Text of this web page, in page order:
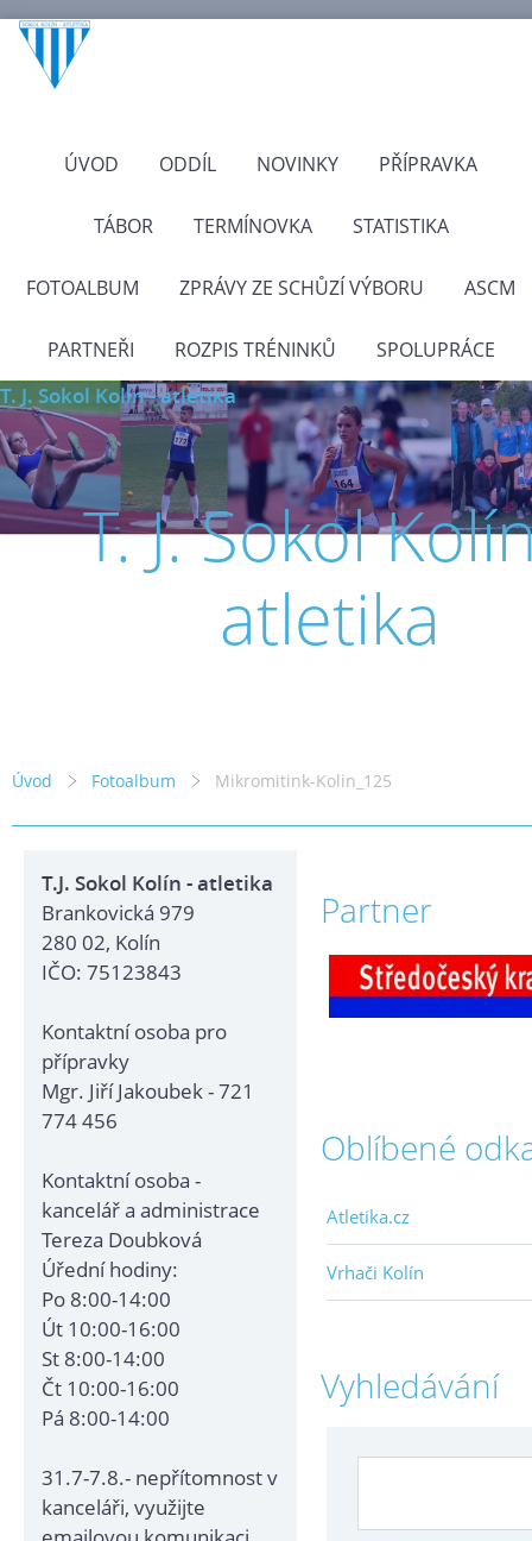
ÚVOD ODDÍL NOVINKY PŘÍPRAVKA
TÁBOR TERMÍNOVKA STATISTIKA
FOTOALBUM ZPRÁVY ZE SCHŮZÍ VÝBORU ASCM
PARTNEŘI ROZPIS TRÉNINKŮ SPOLUPRÁCE
T. J. Sokol Kolín - atletika
T. J. Sokol
atletika
Úvod Fotoalbum Mikromitink-Kolin_125
T.J. Sokol Kolín - atletika
Brankovická 979
280 02, Kolín
IČO: 75123843
Kontaktní osoba pro
přípravky
Mgr. Jiří Jakoubek - 721
774 456
Kontaktní osoba -
kancelář a administrace
Tereza Doubková
Úřední hodiny:
Po 8:00-14:00
Út 10:00-16:00
St 8:00-14:00
Čt 10:00-16:00
Pá 8:00-14:00
31.7-7.8.- nepřítomnost v
kanceláři, využijte
Partner
Oblíbené
Atletika.cz
Vrhači Kolín
Vyhledávání